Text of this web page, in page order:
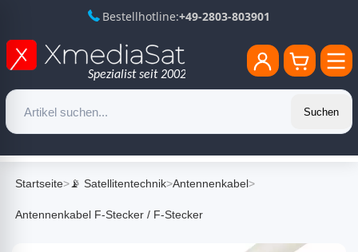
Bestellhotline:+49-2803-803901
Suchen
Startseite>📡 Satellitentechnik>Antennenkabel>
Antennenkabel F-Stecker / F-Stecker